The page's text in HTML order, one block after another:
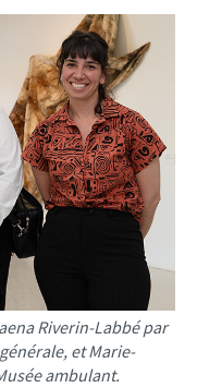
Riverin-Labbé par
et Marie-
ambulant.